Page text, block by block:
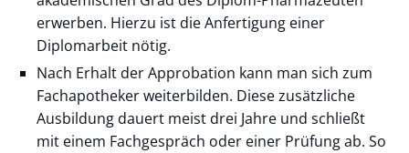
erwerben. Hierzu ist die Anfertigung einer
Diplomarbeit nötig.
Nach Erhalt der Approbation kann man sich zum
Fachapotheker weiterbilden. Diese zusätzliche
Ausbildung dauert meist drei Jahre und schließt
mit einem Fachgespräch oder einer Prüfung ab. So